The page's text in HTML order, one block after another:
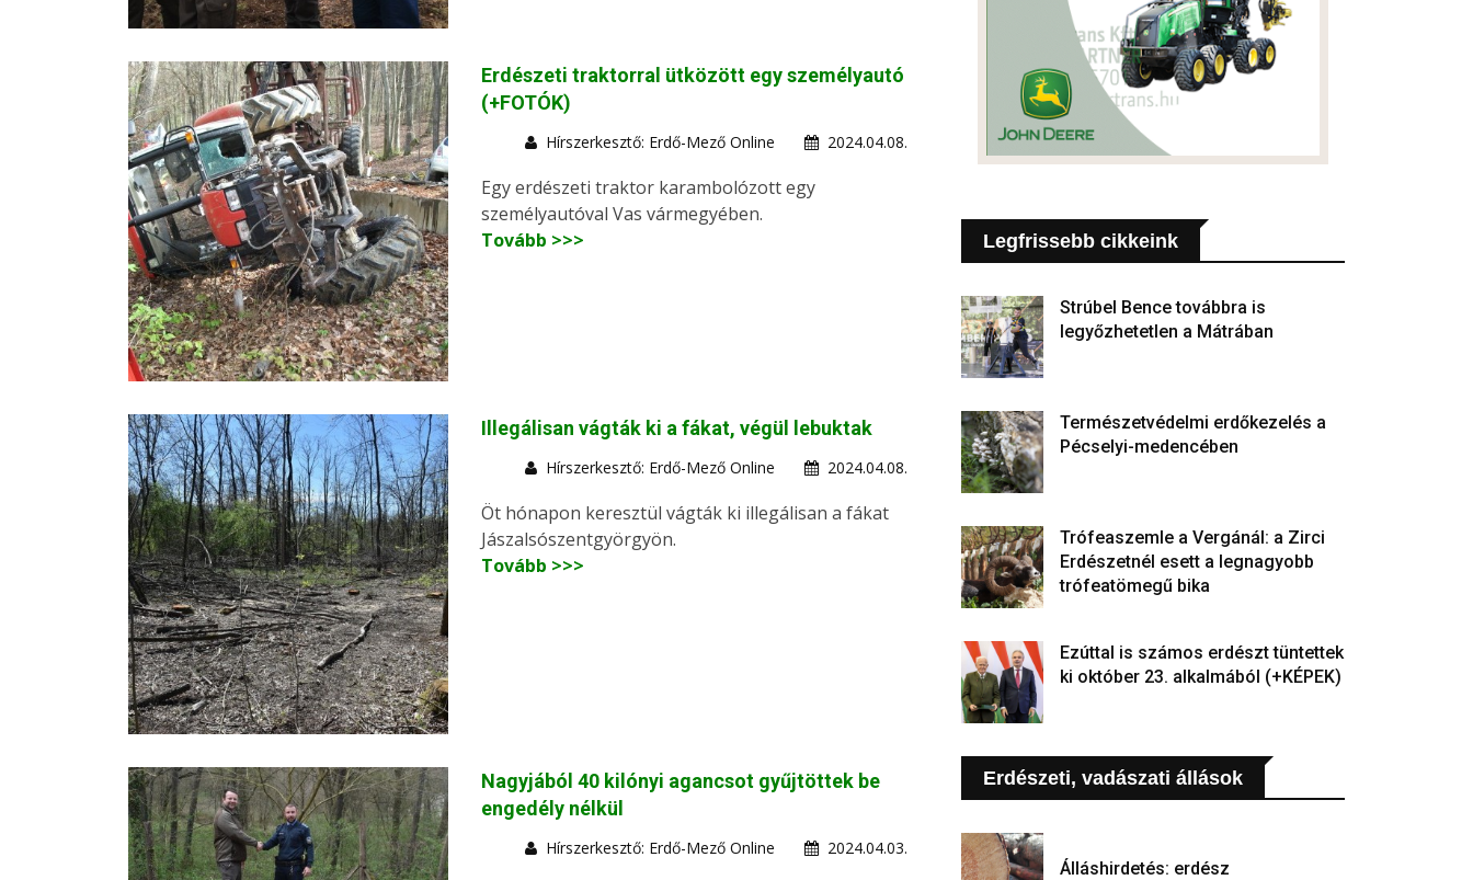
Erdészeti traktorral ütközött egy személyautó
(+FOTÓK)
Hírszerkesztő: Erdő-Mező Online 2024.04.08.
Egy erdészeti traktor karambolózott egy
személyautóval Vas vármegyében.
Tovább >>>
Illegálisan vágták ki a fákat, végül lebuktak
Hírszerkesztő: Erdő-Mező Online 2024.04.08.
Öt hónapon keresztül vágták ki illegálisan a fákat
Jászalsószentgyörgyön.
Tovább >>>
Nagyjából 40 kilónyi agancsot gyűjtöttek be
engedély nélkül
Hírszerkesztő: Erdő-Mező Online 2024.04.03.
Legfrissebb cikkeink
Strúbel Bence továbbra is
legyőzhetetlen a Mátrában
Természetvédelmi erdőkezelés a
Pécselyi-medencében
Trófeaszemle a Vergánál: a Zirci
Erdészetnél esett a legnagyobb
trófeatömegű bika
Ezúttal is számos erdészt tüntettek
ki október 23. alkalmából (+KÉPEK)
Erdészeti, vadászati állások
Álláshirdetés: erdész